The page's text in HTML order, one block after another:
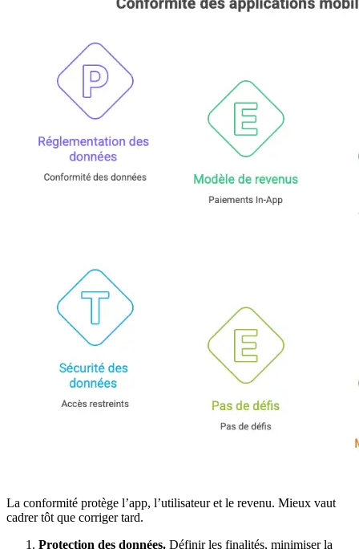
La conformité protège l’app, l’utilisateur et le revenu. Mieux vaut
cadrer tôt que corriger tard.
Protection des données. Définir les finalités, minimiser la